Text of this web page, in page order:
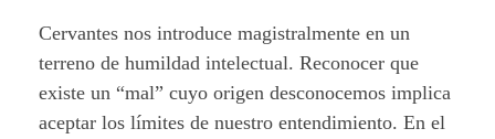
a
C
e
Cervantes nos introduce magistralmente en un
terreno de humildad intelectual. Reconocer que
existe un “mal” cuyo origen desconocemos implica
aceptar los límites de nuestro entendimiento. En el